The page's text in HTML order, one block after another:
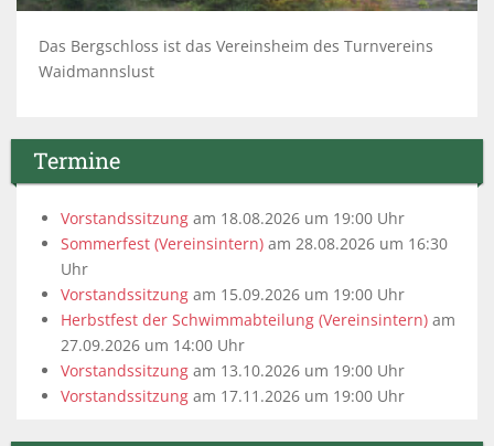
Das Bergschloss ist das Vereinsheim des Turnvereins
Waidmannslust
Termine
Vorstandssitzung am 18.08.2026 um 19:00 Uhr
Sommerfest (Vereinsintern) am 28.08.2026 um 16:30
Uhr
Vorstandssitzung am 15.09.2026 um 19:00 Uhr
Herbstfest der Schwimmabteilung (Vereinsintern) am
27.09.2026 um 14:00 Uhr
Vorstandssitzung am 13.10.2026 um 19:00 Uhr
Vorstandssitzung am 17.11.2026 um 19:00 Uhr